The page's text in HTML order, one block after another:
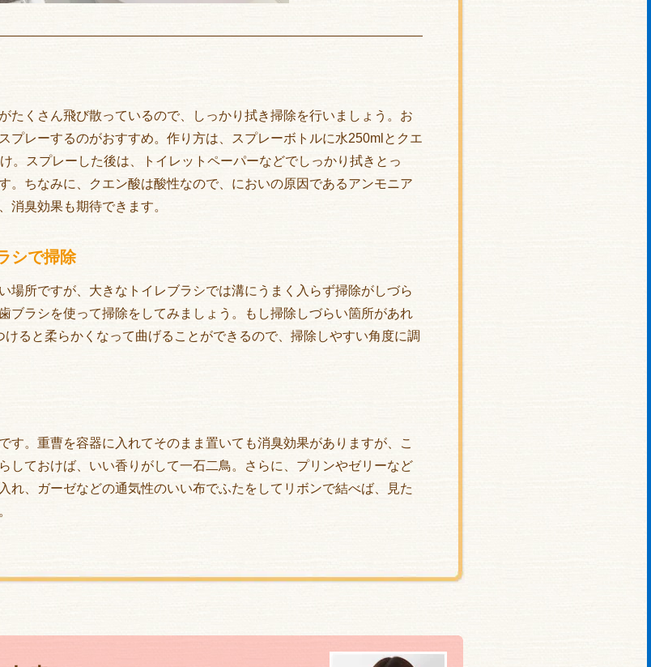
たくさん飛び散っているので、しっかり拭き掃除を行いましょう。お
プレーするのがおすすめ。作り方は、スプレーボトルに水250mlとクエ
。スプレーした後は、トイレットペーパーなどでしっかり拭きとっ
。ちなみに、クエン酸は酸性なので、においの原因であるアンモニア
消臭効果も期待できます。
シで掃除
場所ですが、大きなトイレブラシでは溝にうまく入らず掃除がしづら
ブラシを使って掃除をしてみましょう。もし掃除しづらい箇所があれ
ると柔らかくなって曲げることができるので、掃除しやすい角度に調
す。重曹を容器に入れてそのまま置いても消臭効果がありますが、こ
しておけば、いい香りがして一石二鳥。さらに、プリンやゼリーなど
れ、ガーゼなどの通気性のいい布でふたをしてリボンで結べば、見た